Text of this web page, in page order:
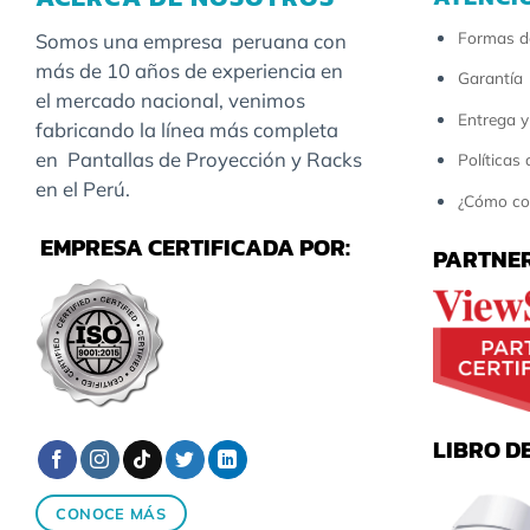
Somos una empresa peruana con
más de 10 años de experiencia en
el mercado nacional, venimos
fabricando la línea más completa
en Pantallas de Proyección y Racks
en el Perú.
EMPRESA CERTIFICADA POR:
CONOCE MÁS
Formas
Garantía
Entrega
Políticas
¿Cómo
LIBRO